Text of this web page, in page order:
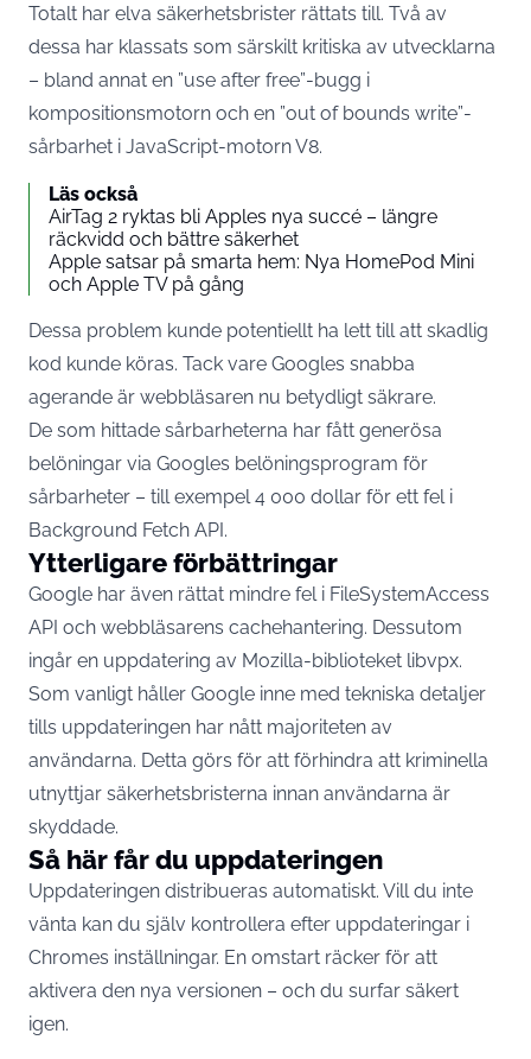
Totalt har elva säkerhetsbrister rättats till. Två av
dessa har klassats som särskilt kritiska av utvecklarna
– bland annat en ”use after free”-bugg i
kompositionsmotorn och en ”out of bounds write”-
sårbarhet i JavaScript-motorn V8.
Läs också
AirTag 2 ryktas bli Apples nya succé – längre
räckvidd och bättre säkerhet
Apple satsar på smarta hem: Nya HomePod Mini
och Apple TV på gång
Dessa problem kunde potentiellt ha lett till att skadlig
kod kunde köras. Tack vare Googles snabba
agerande är webbläsaren nu betydligt säkrare.
De som hittade sårbarheterna har fått generösa
belöningar via Googles belöningsprogram för
sårbarheter – till exempel 4 000 dollar för ett fel i
Background Fetch API.
Ytterligare förbättringar
Google har även rättat mindre fel i FileSystemAccess
API och webbläsarens cachehantering. Dessutom
ingår en uppdatering av Mozilla-biblioteket libvpx.
Som vanligt håller Google inne med tekniska detaljer
tills uppdateringen har nått majoriteten av
användarna. Detta görs för att förhindra att kriminella
utnyttjar säkerhetsbristerna innan användarna är
skyddade.
Så här får du uppdateringen
Uppdateringen distribueras automatiskt. Vill du inte
vänta kan du själv kontrollera efter uppdateringar i
Chromes inställningar. En omstart räcker för att
aktivera den nya versionen – och du surfar säkert
igen.